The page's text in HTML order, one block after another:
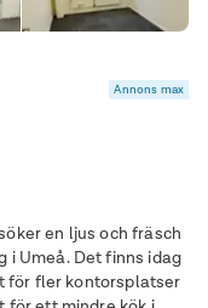
Annons max
en ljus och fräsch
i Umeå. Det finns idag
för fler kontorsplatser